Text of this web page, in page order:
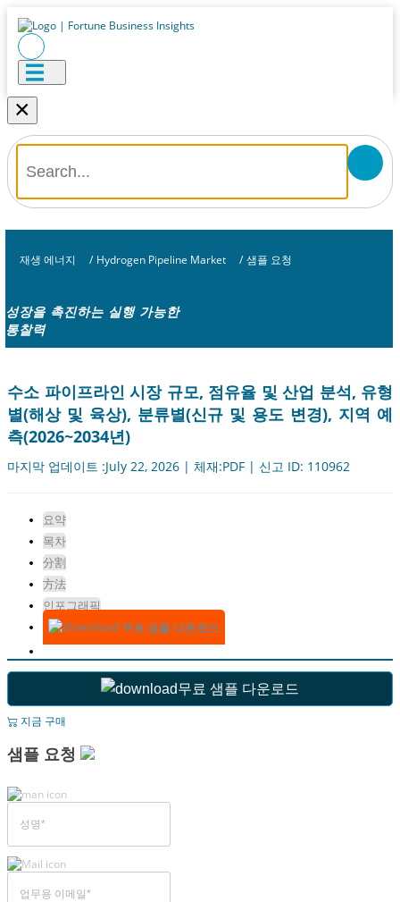
×
재생 에너지 / Hydrogen Pipeline Market / 샘플 요청
성장을 촉진하는 실행 가능한
통찰력
수소 파이프라인 시장 규모, 점유율 및 산업 분석, 유형
별(해상 및 육상), 분류별(신규 및 용도 변경), 지역 예
측(2026~2034년)
마지막 업데이트 :July 22, 2026 | 체재:PDF | 신고 ID: 110962
요약
목차
分割
方法
인포그래픽
무료 샘플 다운로드
무료 샘플 다운로드
지금 구매
샘플 요청